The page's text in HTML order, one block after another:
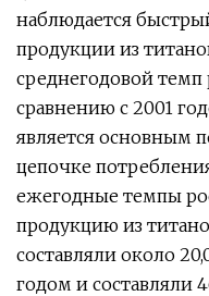
наблюдается
продукции из
среднегодовой темп
сравнению с 2001
является основным
цепочке
ежегодные темпы
продукцию из
составляли около
годом и составляли